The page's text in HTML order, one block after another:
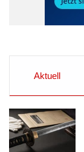
Aktuell